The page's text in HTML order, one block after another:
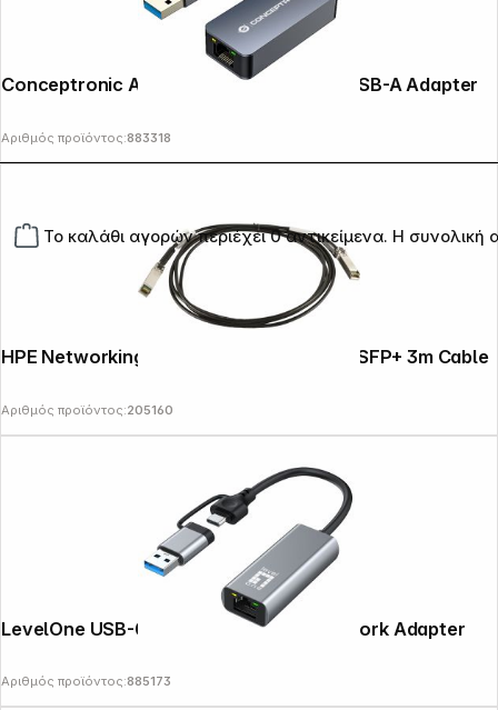
Το καλάθι αγορών περιέχει 0 αντικείμενα. Η συνολική
Conceptronic ABBY12G 2.5G-Ethernet USB-A Adapter
Αριθμός προϊόντος:883318
HPE Networking Instant On 10G SFP+ to SFP+ 3m Cable
Αριθμός προϊόντος:205160
LevelOne USB-0423 2,5G USB-C/A Network Adapter
Αριθμός προϊόντος:885173